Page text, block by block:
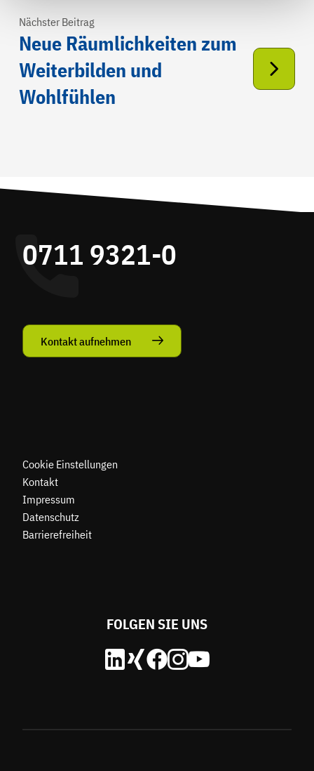
Nächster Beitrag
Neue Räumlichkeiten zum
Weiterbilden und
Wohlfühlen
0711 9321-0
Kontakt aufnehmen
Cookie Einstellungen
Kontakt
Impressum
Datenschutz
Barrierefreiheit
FOLGEN SIE UNS